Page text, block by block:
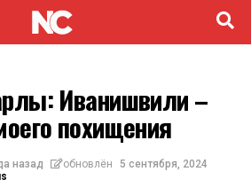
Иванишвили –
похищения
назад обновлён
5 сентября, 2024